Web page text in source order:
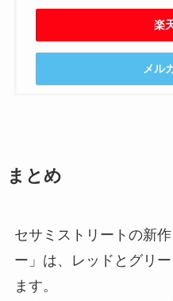
楽
メル
まとめ
セサミストリートの新
ー」は、レッドとグリ
ます。